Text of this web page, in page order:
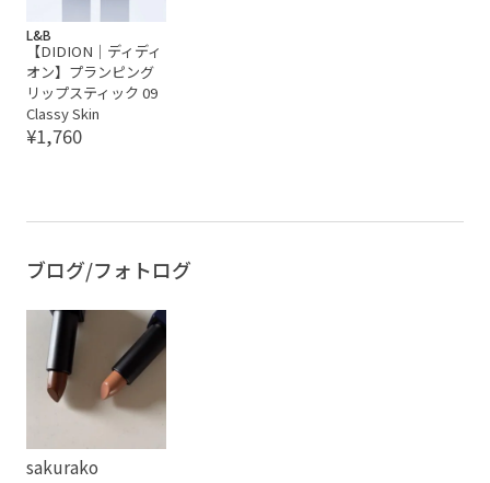
L&B
【DIDION｜ディディ
オン】プランピング
リップスティック 09
Classy Skin
¥1,760
ブログ/フォトログ
sakurako